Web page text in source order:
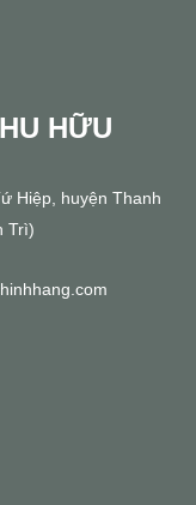
HỮU
Hiệp, huyện Thanh
Trì)